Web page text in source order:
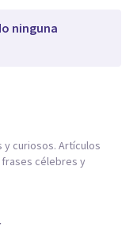
ninguna
curiosos. Artículos
célebres y